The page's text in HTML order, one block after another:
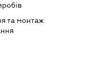
та монтаж